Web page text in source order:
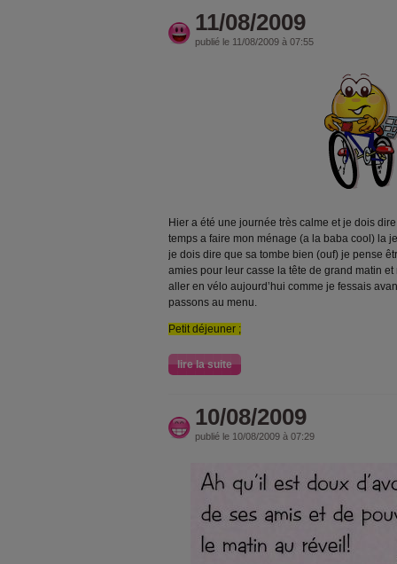
11/08/2009
publié le 11/08/2009 à 07:55
Hier a été une journée très calme et je dois
temps a faire mon ménage (a la baba cool) la
je dois dire que sa tombe bien (ouf) je pense
amies pour leur casse la tête de grand matin
aller en vélo aujourd’hui comme je fessais
passons au menu.
Petit déjeuner ;
lire la suite
10/08/2009
publié le 10/08/2009 à 07:29